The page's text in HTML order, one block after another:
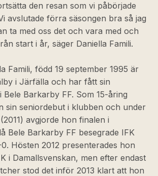
den resan som vi påbörjade
avslutade förra säsongen bra så jag
ta med oss det och vara med och
start i år, säger Daniella Famili.
Famili, född 19 september 1995 är
i Järfälla och har fått sin
Barkarby FF. Som 15-åring
sin seniordebut i klubben och under
avgjorde hon finalen i
Bele Barkarby FF besegrade IFK
Hösten 2012 presenterades hon
i Damallsvenskan, men efter endast
stod det inför 2013 klart att hon